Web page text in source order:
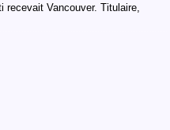
recevait Vancouver. Titulaire,